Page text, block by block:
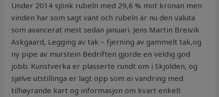
Under 2014 sjönk rubeln med 29,6 % mot kronan men
vinden har som sagt vänt och rubeln är nu den valuta
som avancerat mest sedan januari. Jens Martin Breivik
Askgaard, Legging av tak – fjerning av gammelt tak,og
ny pipe av murstein Bedriften gjorde en veldig god
jobb. Kunstverka er plasserte rundt om i Skjolden, og
sjølve utstillinga er lagt opp som ei vandring med
tilhøyrande kart og informasjon om kvart enkelt